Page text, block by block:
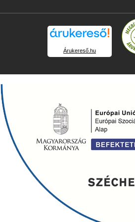
Árukereső.hu